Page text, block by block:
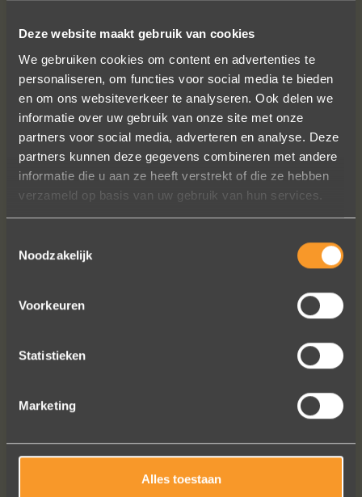
Deze website maakt gebruik van cookies
We gebruiken cookies om content en advertenties te
personaliseren, om functies voor social media te bieden
en om ons websiteverkeer te analyseren. Ook delen we
informatie over uw gebruik van onze site met onze
partners voor social media, adverteren en analyse. Deze
partners kunnen deze gegevens combineren met andere
informatie die u aan ze heeft verstrekt of die ze hebben
verzameld op basis van uw gebruik van hun services.
Noodzakelijk
Voorkeuren
Statistieken
Marketing
Alles toestaan